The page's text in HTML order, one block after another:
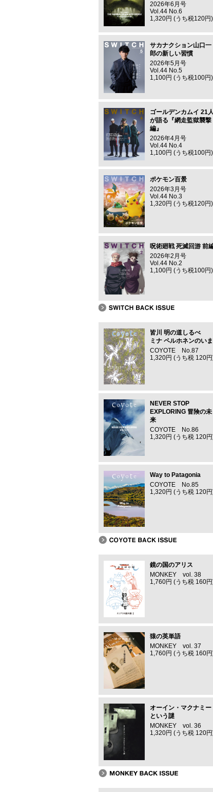
2026年6月号
Vol.44 No.6
1,320円 (うち税120円)
サカナクション山口一
郎の新しい習慣
2026年5月号
Vol.44 No.5
1,100円 (うち税100円)
ゴールデンカムイ 21人
が語る『網走監獄襲撃
編』
2026年4月号
Vol.44 No.4
1,100円 (うち税100円)
ポケモン百景
2026年3月号
Vol.44 No.3
1,320円 (うち税120円)
呪術廻戦 死滅回游 前
2026年2月号
Vol.44 No.2
1,100円 (うち税100円)
皆川 明の道しるべ
ミナ ペルホネンのいま
COYOTE No.87
1,320円 (うち税 120
NEVER STOP
EXPLORING 冒険の未
来
COYOTE No.86
1,320円 (うち税 120
Way to Patagonia
COYOTE No.85
1,320円 (うち税 120
鏡の国のアリス
MONKEY vol. 38
1,760円 (うち税 160
猿の英単語
MONKEY vol. 37
1,760円 (うち税 160
オーイン・マクナミー
という謎
MONKEY vol. 36
1,320円 (うち税 120